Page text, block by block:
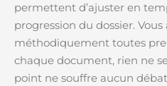
permettent d’ajuster en
progression du dossier. Vous
méthodiquement toutes
chaque document, rien ne
point ne souffre aucun